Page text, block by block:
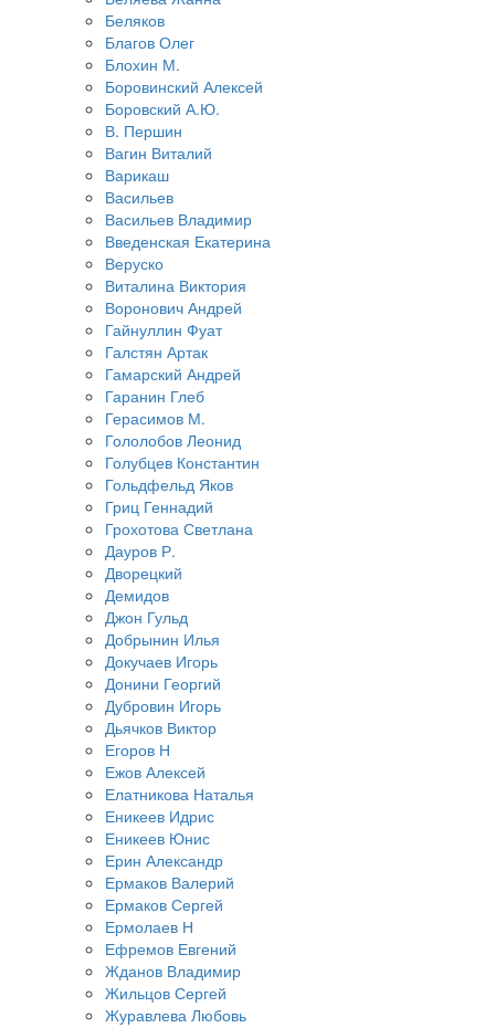
Беляков
Благов Олег
Блохин М.
Боровинский Алексей
Боровский А.Ю.
В. Першин
Вагин Виталий
Варикаш
Васильев
Васильев Владимир
Введенская Екатерина
Веруско
Виталина Виктория
Воронович Андрей
Гайнуллин Фуат
Галстян Артак
Гамарский Андрей
Гаранин Глеб
Герасимов М.
Гололобов Леонид
Голубцев Константин
Гольдфельд Яков
Гриц Геннадий
Грохотова Светлана
Дауров Р.
Дворецкий
Демидов
Джон Гульд
Добрынин Илья
Докучаев Игорь
Донини Георгий
Дубровин Игорь
Дьячков Виктор
Егоров Н
Ежов Алексей
Елатникова Наталья
Еникеев Идрис
Еникеев Юнис
Ерин Александр
Ермаков Валерий
Ермаков Сергей
Ермолаев Н
Ефремов Евгений
Жданов Владимир
Жильцов Сергей
Журавлева Любовь